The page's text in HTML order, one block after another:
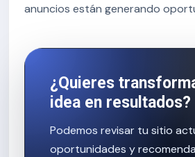
anuncios están generando
¿Quieres
idea en resultados?
Podemos revisar tu sitio
oportunidades y